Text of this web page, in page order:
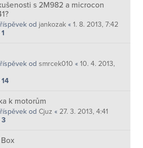
s 2M982 a microcon
od jankozak « 1. 8. 2013, 7:42
1
od smrcek010 « 10. 4. 2013,
14
k motorům
od Cjuz « 27. 3. 2013, 4:41
3